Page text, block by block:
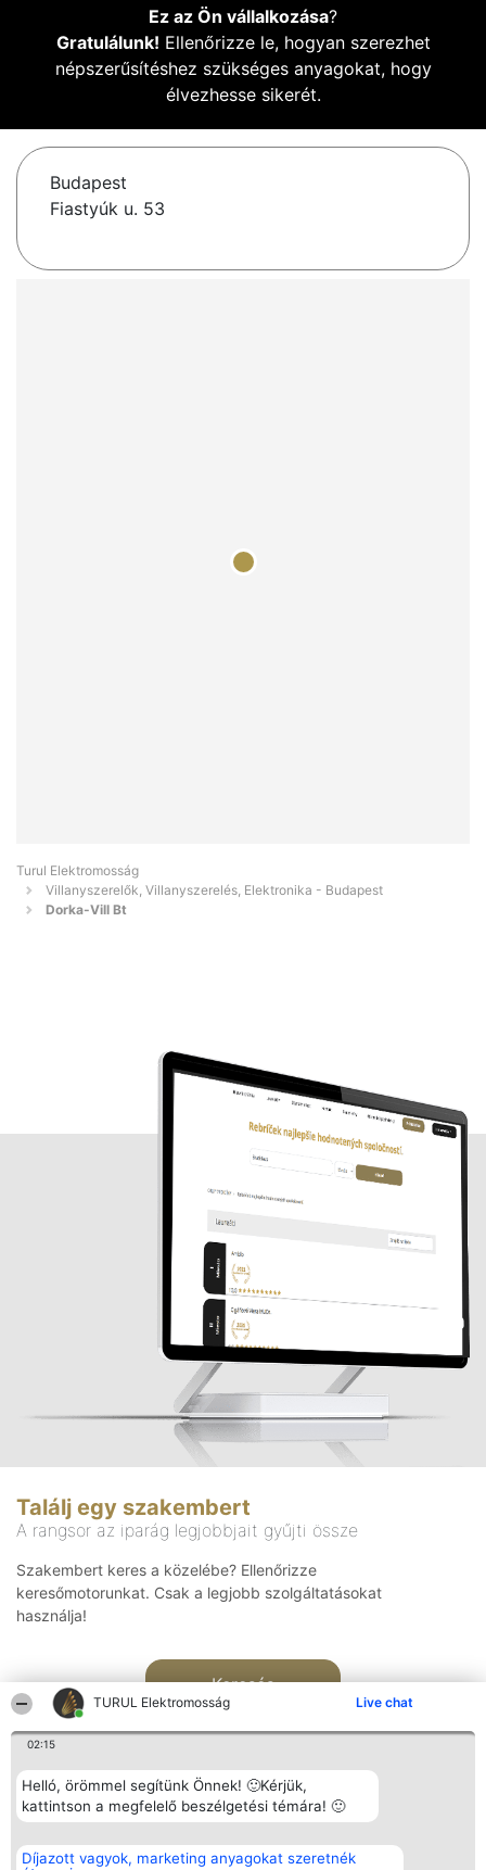
TURUL Elektromosság Live chat
02:15
Helló, örömmel segítünk Önnek! 🙂Kérjük,
kattintson a megfelelő beszélgetési témára! 🙂
Díjazott vagyok, marketing anyagokat szeretnék
Ez az Ön vállalkozása?
Gratulálunk! Ellenőrizze le, hogyan szerezhet
népszerűsítéshez szükséges anyagokat, hogy
élvezhesse sikerét.
Budapest
Fiastyúk u. 53
Turul Elektromosság
Villanyszerelők, Villanyszerelés, Elektronika - Budapest
Dorka-Vill Bt
Találj egy szakembert
A rangsor az iparág legjobbjait gyűjti össze
Szakembert keres a közelébe? Ellenőrizze
keresőmotorunkat. Csak a legjobb szolgáltatásokat
használja!
Keresés
Rangsorszervező
SC Beautiful Company S.R.L.
Népszavazás
Nyertesek
Elérhetőség
Elérhetőség